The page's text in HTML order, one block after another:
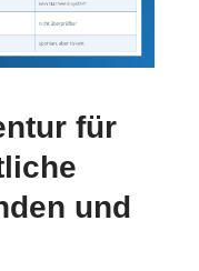
für
und